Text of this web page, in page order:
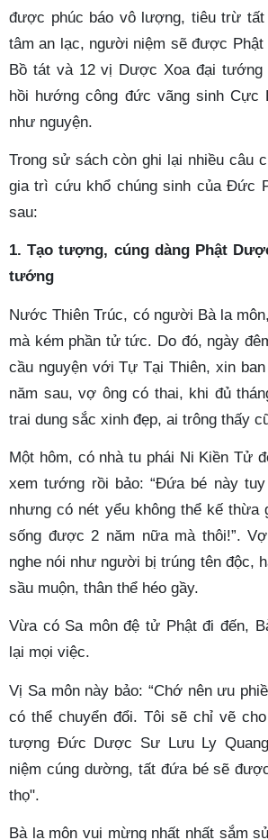
được phúc báo vô lượng, tiêu trừ tất
tâm an lạc, người niệm sẽ được
Bồ tát và 12 vị Dược Xoa đại
hồi hướng công đức vãng sinh Cực
như nguyện.
Trong sử sách còn ghi lại nhiều câu
gia trì cứu khổ chúng sinh của Đức
sau:
1. Tạo tượng, cúng dàng Phật
tướng
Nước Thiên Trúc, có người Bà la
mà kém phần tử tức. Do đó, ngày
cầu nguyện với Tự Tại Thiên, xin
năm sau, vợ ông có thai, khi đủ
trai dung sắc xinh đẹp, ai trông thấy
Một hôm, có nhà tu phái Ni Kiền Tử
xem tướng rồi bảo: “Đứa bé này
nhưng có nét yểu không thể kế thừa
sống được 2 năm nữa mà thôi!”.
nghe nói như người bị trúng tên độc,
sầu muộn, thân thể héo gầy.
Vừa có Sa môn đệ tử Phật đi đến,
lại mọi việc.
Vị Sa môn này bảo: “Chớ nên ưu
có thể chuyển đổi. Tôi sẽ chỉ vẽ
tượng Đức Dược Sư Lưu Ly
niệm cúng dường, tất đứa bé sẽ
thọ".
Bà la môn vui mừng nhất nhất sắm